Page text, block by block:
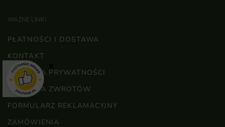
WAŻNE LINKI
PŁATNOŚCI I DOSTAWA
KONTAKT
POLITYKA PRYWATNOŚCI
POLITYKA ZWROTÓW
FORMULARZ REKLAMACYJNY
ZAMÓWIENIA